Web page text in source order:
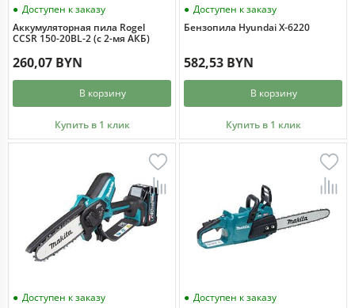
Доступен к заказу
Аккумуляторная пила Rogel
CCSR 150-20BL-2 (с 2-мя АКБ)
260,07 BYN
В корзину
Купить в 1 клик
Доступен к заказу
Бензопила Hyundai X-6220
582,53 BYN
В корзину
Купить в 1 клик
Доступен к заказу
Доступен к заказу